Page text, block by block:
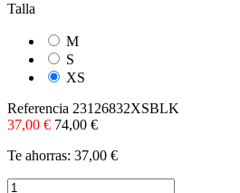
Talla
M
S
XS
Referencia 23126832XSBLK
37,00 € 74,00 €
Te ahorras: 37,00 €